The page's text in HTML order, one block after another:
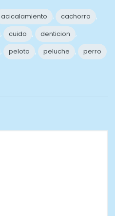
acicalamiento , cachorro
,
, cuido , denticion
,
, pelota , peluche ,
perro